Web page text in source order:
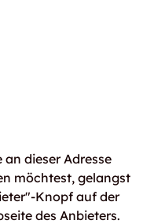
dieser Adresse
möchtest, gelangst
Knopf auf der
des Anbieters.